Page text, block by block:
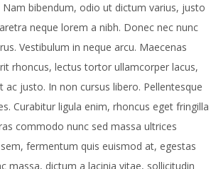
bibendum, odio ut dictum varius, justo
neque lorem a nibh. Donec nec nunc
Vestibulum in neque arcu. Maecenas
rhoncus, lectus tortor ullamcorper lacus,
ac justo. In non cursus libero. Pellentesque
Curabitur ligula enim, rhoncus eget fringilla
commodo nunc sed massa ultrices
fermentum quis euismod at, egestas
massa, dictum a lacinia vitae, sollicitudin